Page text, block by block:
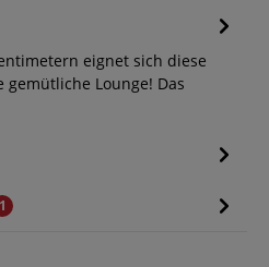
eignet sich diese
Lounge! Das
1